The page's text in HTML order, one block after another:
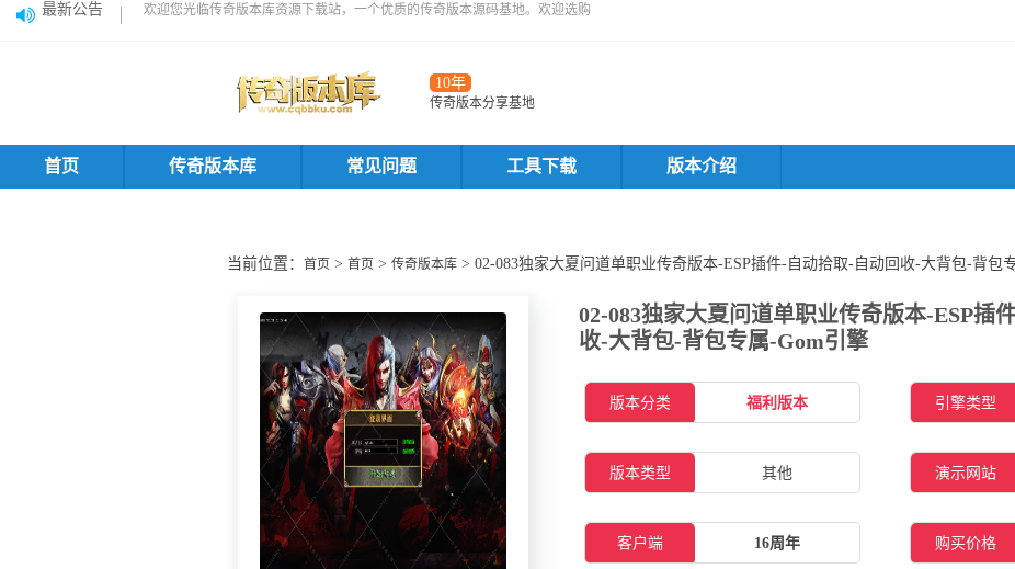
最新公告 欢迎您光临传奇版本库资源下载站，一个优质的传奇版本源码基地。欢迎选购
10年
传奇版本分享基地
首页 传奇版本库 常见问题 工具下载 版本介绍
当前位置： 首页 > 首页 > 传奇版本库 > 02-083独家大夏问道单职业传奇版本-ESP插件-自动拾取-自动回收-大背包-背包
02-083独家大夏问道单职业传奇版本-ESP插
收-大背包-背包专属-Gom引擎
版本分类 福利版本 引擎类型
版本类型 其他 演示网站
客户端 16周年 购买价格